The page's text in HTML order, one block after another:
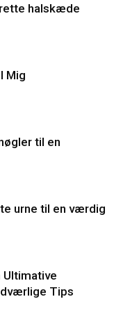
halskæde
Mig
til en
urne til en værdig
Ultimative
Tips